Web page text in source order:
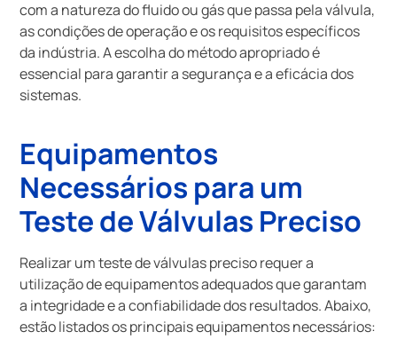
com a natureza do fluido ou gás que passa pela válvula,
as condições de operação e os requisitos específicos
da indústria. A escolha do método apropriado é
essencial para garantir a segurança e a eficácia dos
sistemas.
Equipamentos
Necessários para um
Teste de Válvulas Preciso
Realizar um teste de válvulas preciso requer a
utilização de equipamentos adequados que garantam
a integridade e a confiabilidade dos resultados. Abaixo,
estão listados os principais equipamentos necessários: